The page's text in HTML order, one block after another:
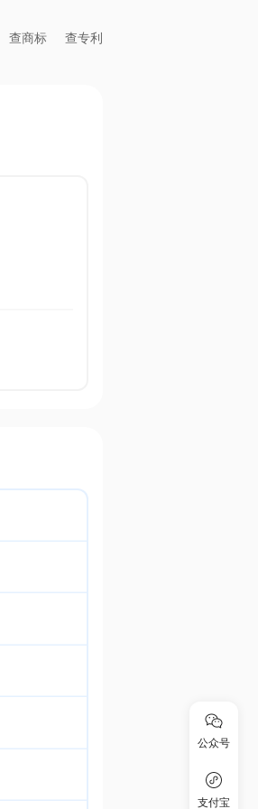
查商标 查专利
公众号
支付宝